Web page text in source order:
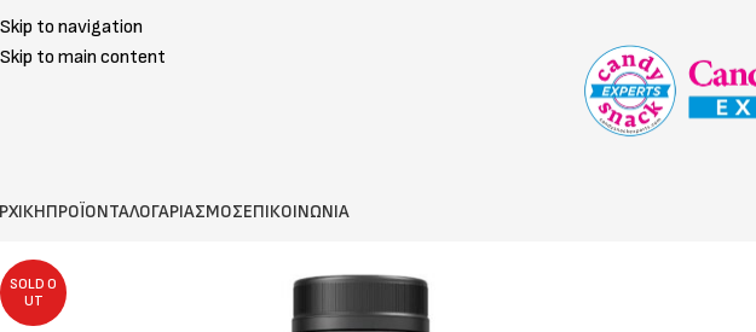
Skip to navigation
Skip to main content
ΠΡΟΪΟΝΤΑΛΟΓΑΡΙΑΣΜΟΣΕΠΙΚΟΙΝΩΝΙΑ
SOLD O
UT